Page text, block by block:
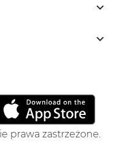


prawa zastrzeżone.